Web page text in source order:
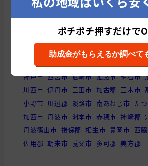
兵庫県の他の市区町村から外
神戸市 西宮市 尼崎市 姫路市 明石市
川西市 伊丹市 三田市 加古郡 三木市
小野市 川辺郡 淡路市 南あわじ市 た
加西市 丹波市 洲本市 赤穂市 神崎郡
丹波篠山市 揖保郡 相生市 豊岡市 西
佐用郡 朝来市 養父市 多可郡 美方郡
ポチポチ押すだけで
助成金がもらえるか調べて